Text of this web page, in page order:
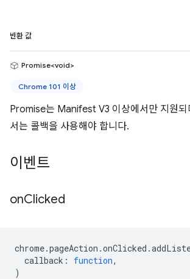
반환 값
Promise<void>
Chrome 101 이상
Promise는 Manifest V3 이상에서만 지원되
서는 콜백을 사용해야 합니다.
이벤트
onClicked
chrome.pageAction .onClicked .
callback : function,
)